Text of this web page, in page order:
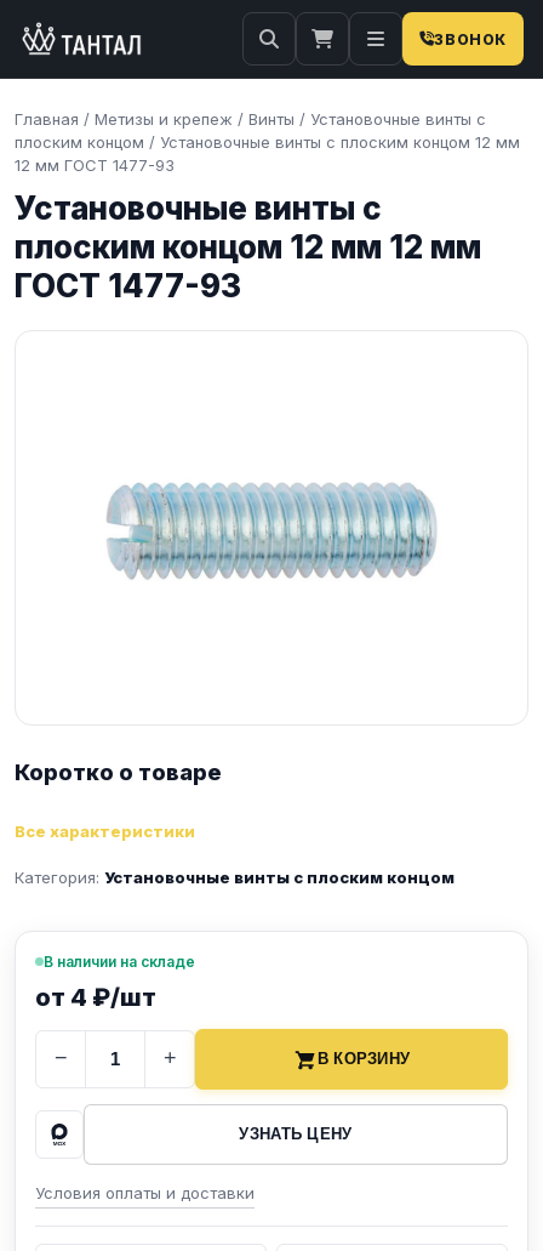
ЗВОНОК
Главная / Метизы и крепеж / Винты / Установочные винты с
плоским концом / Установочные винты с плоским концом 12 мм
12 мм ГОСТ 1477-93
Установочные винты с
плоским концом 12 мм 12 мм
ГОСТ 1477-93
Коротко о товаре
Все характеристики
Категория: Установочные винты с плоским концом
В наличии на складе
от 4 ₽/шт
− + В КОРЗИНУ
УЗНАТЬ ЦЕНУ
Условия оплаты и доставки